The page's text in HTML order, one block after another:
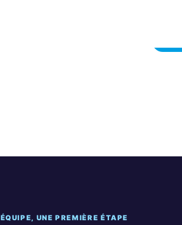
UNE PREMIÈRE ÉTAPE